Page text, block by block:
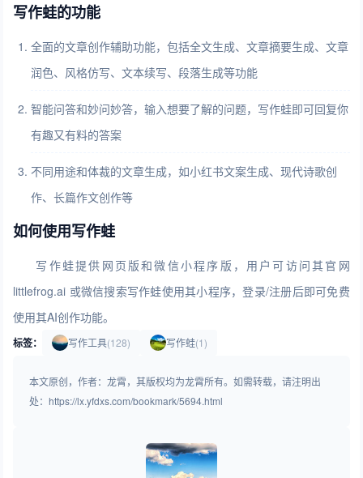
写作蛙的功能
全面的文章创作辅助功能，包括全文生成、文章摘要生成、文章
润色、风格仿写、文本续写、段落生成等功能
智能问答和妙问妙答，输入想要了解的问题，写作蛙即可回复你
有趣又有料的答案
不同用途和体裁的文章生成，如小红书文案生成、现代诗歌创
作、长篇作文创作等
如何使用写作蛙
写作蛙提供网页版和微信小程序版，用户可访问其官网
littlefrog.ai 或微信搜索写作蛙使用其小程序，登录/注册后即可免费
使用其AI创作功能。
标签： 写作工具(128) 写作蛙(1)
本文原创，作者：龙霄，其版权均为龙霄所有。如需转载，请注明出
处：https://lx.yfdxs.com/bookmark/5694.html